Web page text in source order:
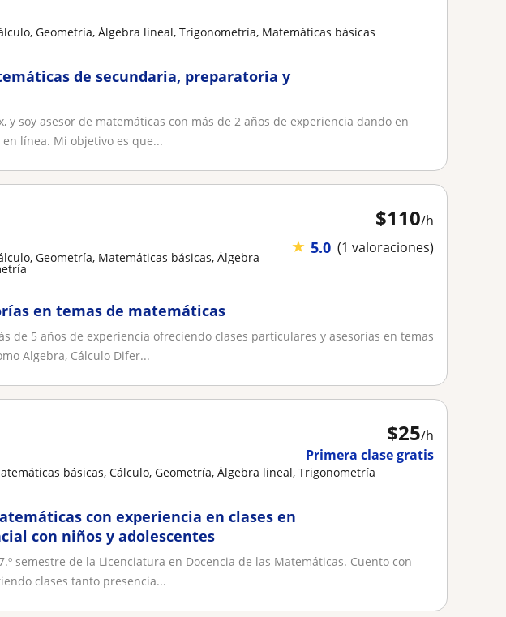
Geometría, Álgebra lineal, Trigonometría, Matemáticas básicas
de secundaria, preparatoria y
y soy asesor de matemáticas con más de 2 años de experiencia dando en
línea. Mi objetivo es que...
$110/h
★ 5.0 (1 valoraciones)
Geometría, Matemáticas básicas, Álgebra
en temas de matemáticas
de 5 años de experiencia ofreciendo clases particulares y asesorías en temas
Algebra, Cálculo Difer...
$25/h
Primera clase gratis
básicas, Cálculo, Geometría, Álgebra lineal, Trigonometría
con experiencia en clases en
con niños y adolescentes
semestre de la Licenciatura en Docencia de las Matemáticas. Cuento con
clases tanto presencia...